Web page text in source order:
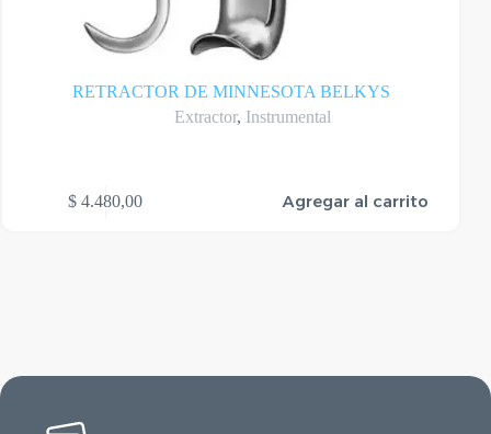
RETRACTOR DE MINNESOTA BELKYS
Extractor, Instrumental
$ 4.480,00 Agregar al carrito